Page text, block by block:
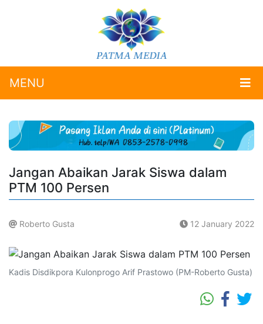
MENU
Jangan Abaikan Jarak Siswa dalam
PTM 100 Persen
Roberto Gusta 12 January 2022
Kadis Disdikpora Kulonprogo Arif Prastowo (PM-Roberto Gusta)